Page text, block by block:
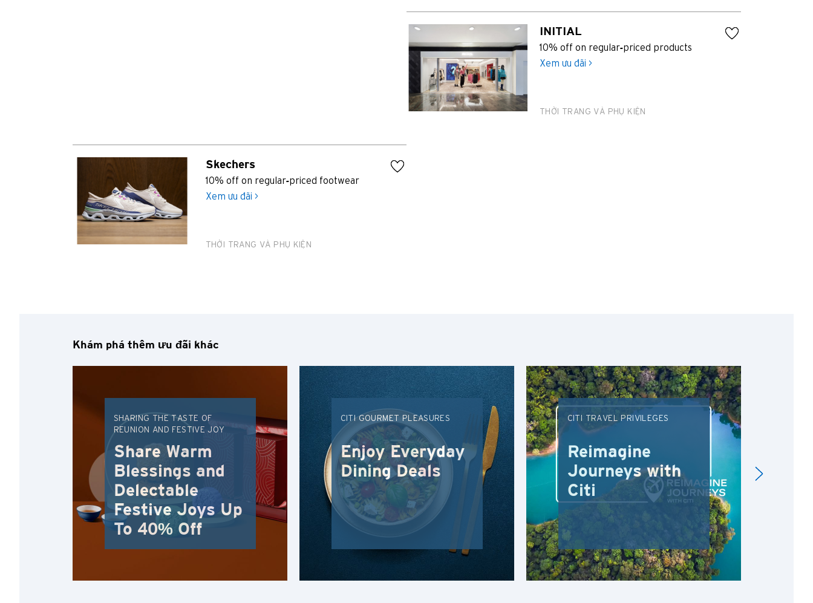
INITIAL
10% off on regular-priced products
Xem ưu đãi >
THỜI TRANG VÀ PHỤ KIỆN
Skechers
10% off on regular-priced footwear
Xem ưu đãi >
THỜI TRANG VÀ PHỤ KIỆN
Khám phá thêm ưu đãi khác
SHARING THE TASTE OF
REUNION AND FESTIVE JOY
Share Warm
Blessings and
Delectable
Festive Joys Up
To 40% Off
CITI GOURMET PLEASURES
Enjoy Everyday
Dining Deals
CITI TRAVEL PRIVILEGES
Reimagine
Journeys with
Citi
Đảo Hồng Kông, Hong Kong
Tân Giới, Hong Kong
Tân Giới, Hong Kong
Singapore
TẤT CẢ NGÔN NGỮ
English
한국어